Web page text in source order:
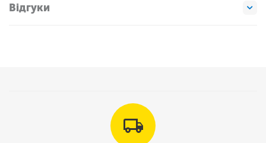
Відгуки